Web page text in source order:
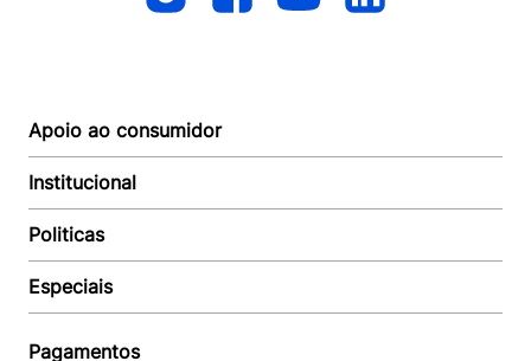
Apoio ao consumidor
Autoatendimento
Suporte e reparo
Acompanhar Entrega
Baixe o APP
Institucional
Quem somos
Revendedor
Seja um Revendedor
Trabalhe conosco
Politicas
Política de Entrega
Política de Pagamento
Política de Privacidade
Especiais
Pagamentos